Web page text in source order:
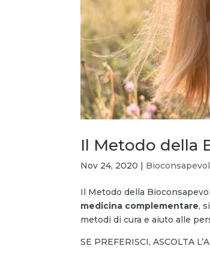
Il Metodo della
Nov 24, 2020 |
Il Metodo della
medicina complementare,
metodi di cura e aiuto alle
SE PREFERISCI, ASCOLTA